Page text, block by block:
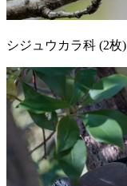
シジュウカラ科 (2枚)